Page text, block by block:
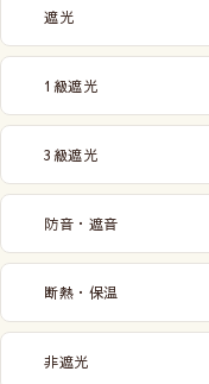
遮光
1級遮光
3級遮光
防音・遮音
断熱・保温
非遮光